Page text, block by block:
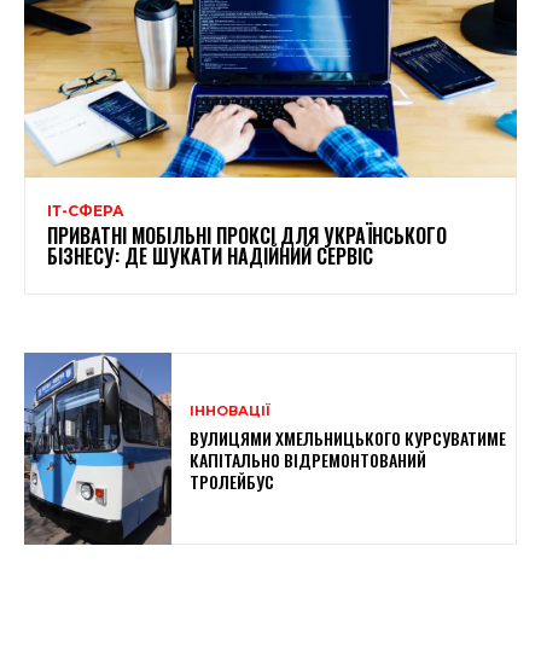
ІТ-СФЕРА
ПРИВАТНІ МОБІЛЬНІ ПРОКСІ ДЛЯ УКРАЇНСЬКОГО
БІЗНЕСУ: ДЕ ШУКАТИ НАДІЙНИЙ СЕРВІС
ІННОВАЦІЇ
ВУЛИЦЯМИ ХМЕЛЬНИЦЬКОГО КУРСУВАТИМЕ
КАПІТАЛЬНО ВІДРЕМОНТОВАНИЙ
ТРОЛЕЙБУС